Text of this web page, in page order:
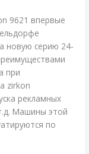
9621 впервые
новую серию 24-
при
zirkon
рекламных
Машины этой
по